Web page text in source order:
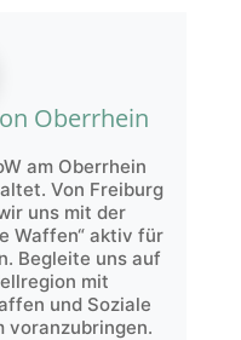
Oberrhein
am Oberrhein
Von Freiburg
uns mit der
Waffen“ aktiv für
Begleite uns auf
mit
und Soziale
voranzubringen.